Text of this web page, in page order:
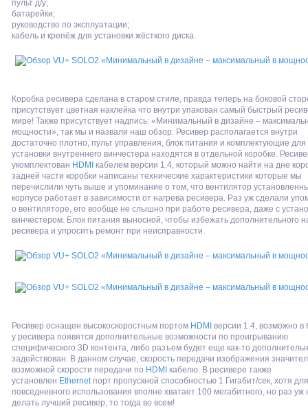
пульт д/у;
батарейки;
руководство по эксплуатации;
кабель и крепёж для установки жёсткого диска.
Коробка ресивера сделана в старом стиле, правда теперь на боковой
присутствует цветная наклейка что внутри упакован самый быстрый
мире! Также присутствует надпись: «Минимальный в дизайне –
мощности», так мы и назвали наш обзор. Ресивер располагается внутри
достаточно плотно, пульт управления, блок питания и комплектующие для
установки внутреннего винчестера находятся в отдельной коробке.
укомплектован HDMI кабелем версии 1.4, который можно найти на дне
задней части коробки написаны технические характеристики которые мы
перечислили чуть выше и упоминание о том, что вентилятор
корпусе работает в зависимости от нагрева ресивера. Раз уж сделали
о вентиляторе, его вообще не слышно при работе ресивера, даже с
винчестером. Блок питания выносной, чтобы избежать дополнительного
ресивера и упросить ремонт при неисправности.
Ресивер оснащен высокоскоростным портом HDMI
версии 1.4, возможно в
у ресивера появятся дополнительные возможности по проигрыванию
специфического 3D контента, либо разъем будет еще как-то
задействован. В данном случае, скорость передачи изображения
возможной скорости передачи по HDMI кабелю. В ресивере также
установлен Ethernetпорт пропускной способностью 1 Гигабит/сек, хотя для
повседневного использования вполне хватает 100 мегабитного, но раз уж
делать лучший ресивер, то тогда во всем!